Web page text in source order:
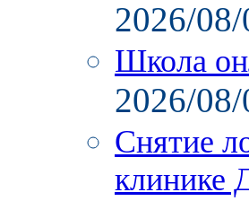
2026/
Школа
2026/
Снятие
клинике